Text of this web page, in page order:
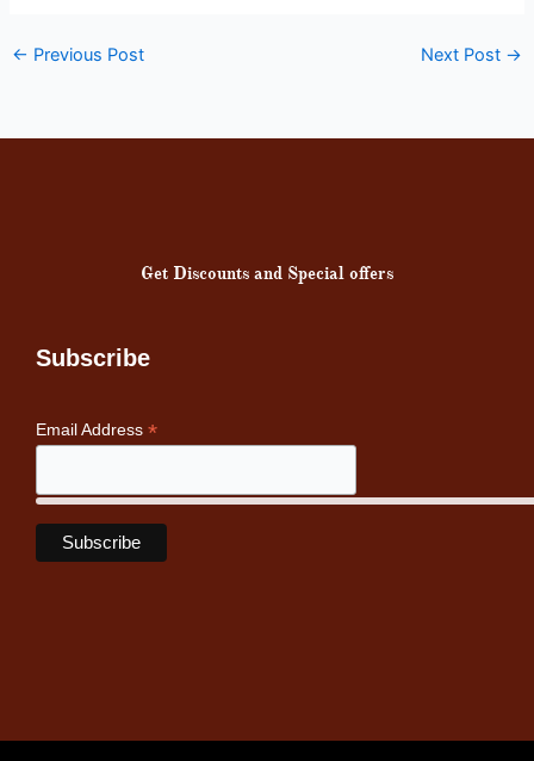
← Previous Post Next Post →
Get Discounts and Special offers
Subscribe
Email Address *